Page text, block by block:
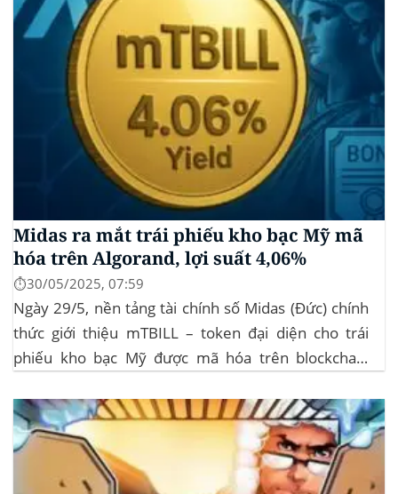
Midas ra mắt trái phiếu kho bạc Mỹ mã
hóa trên Algorand, lợi suất 4,06%
⏱️30/05/2025, 07:59
Ngày 29/5, nền tảng tài chính số Midas (Đức) chính
thức giới thiệu mTBILL – token đại diện cho trái
phiếu kho bạc Mỹ được mã hóa trên blockchain
không yêu cầu mức đầu tư tối thiểu. mTBILL được
bảo chứng bằng...